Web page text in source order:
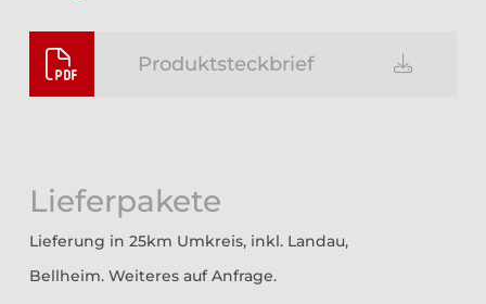
Produktsteckbrief
Lieferpakete
Lieferung in 25km Umkreis, inkl. Landau,
Bellheim. Weiteres auf Anfrage.